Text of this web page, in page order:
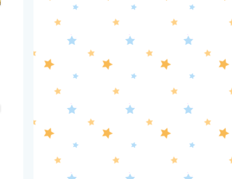
ジェスト
深夜 1:00
ダイアン津田ドラマ初主演作
品 脚本:上田誠
ワールドプロレスリング